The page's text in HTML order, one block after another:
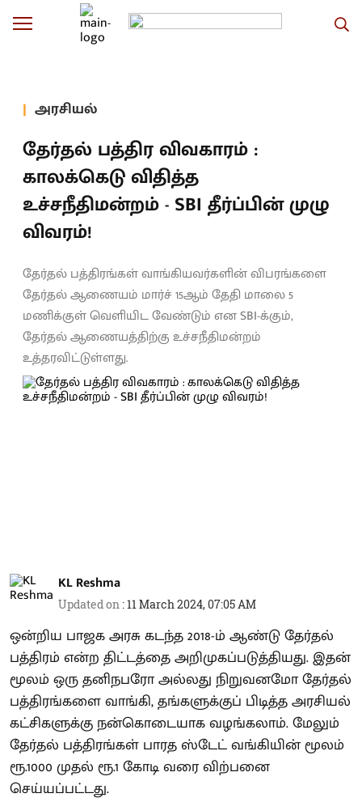
அரசியல்
தேர்தல் பத்திர விவகாரம் :
காலக்கெடு விதித்த
உச்சநீதிமன்றம் - SBI தீர்ப்பின் முழு
விவரம்!
தேர்தல் பத்திரங்கள் வாங்கியவர்களின் விபரங்களை
தேர்தல் ஆணையம் மார்ச் 15ஆம் தேதி மாலை 5
மணிக்குள் வெளியிட வேண்டும் என SBI-க்கும்,
தேர்தல் ஆணையத்திற்கு உச்சநீதிமன்றம்
உத்தரவிட்டுள்ளது.
KL Reshma
Updated on :11 March 2024, 07:05 AM
ஒன்றிய பாஜக அரசு கடந்த 2018-ம் ஆண்டு தேர்தல்
பத்திரம் என்ற திட்டத்தை அறிமுகப்படுத்தியது. இதன்
மூலம் ஒரு தனிநபரோ அல்லது நிறுவனமோ தேர்தல்
பத்திரங்களை வாங்கி, தங்களுக்குப் பிடித்த அரசியல்
கட்சிகளுக்கு நன்கொடையாக வழங்கலாம். மேலும்
தேர்தல் பத்திரங்கள் பாரத ஸ்டேட் வங்கியின் மூலம்
ரூ.1000 முதல் ரூ.1 கோடி வரை விற்பனை
செய்யப்பட்டது.